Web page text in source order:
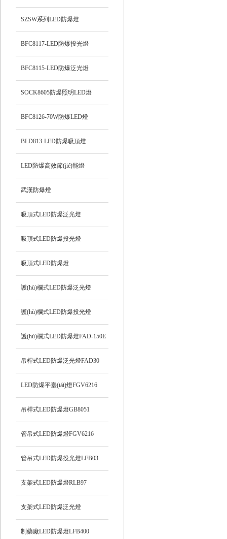
(jié)能防爆燈
SZSW系列LED防爆燈
BFC8117-LED防爆投光燈
BFC8115-LED防爆泛光燈
SOCK8605防爆照明LED燈
BFC8126-70W防爆LED燈
BLD813-LED防爆吸頂燈
LED防爆高效節(jié)能燈
武漢防爆燈
吸頂式LED防爆泛光燈
吸頂式LED防爆投光燈
吸頂式LED防爆燈
護(hù)欄式LED防爆泛光燈
HRD92
護(hù)欄式LED防爆投光燈
HRD93
護(hù)欄式LED防爆燈FAD-150E
吊桿式LED防爆泛光燈FAD30
LED防爆平臺(tái)燈FGV6216
吊桿式LED防爆燈GB8051
管吊式LED防爆燈FGV6216
管吊式LED防爆投光燈LFB03
支架式LED防爆燈RLB97
支架式LED防爆泛光燈
制藥廠LED防爆燈LFB400